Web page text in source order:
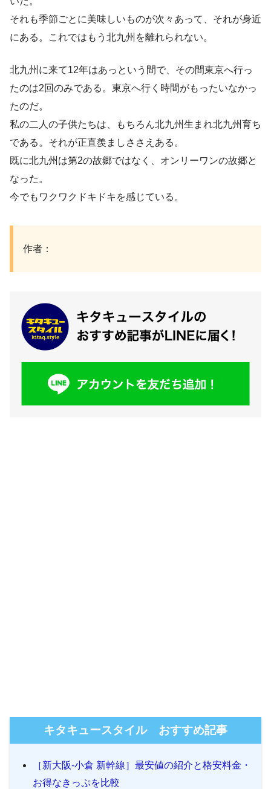
それも季節ごとに美味しいものが次々あって、それが身近
にある。これではもう北九州を離れられない。
北九州に来て12年はあっという間で、その間東京へ行っ
たのは2回のみである。東京へ行く時間がもったいなかっ
たのだ。
私の二人の子供たちは、もちろん北九州生まれ北九州育ち
である。それが正直羨ましささえある。
既に北九州は第2の故郷ではなく、オンリーワンの故郷と
なった。
今でもワクワクドキドキを感じている。
作者：
キタキュースタイル おすすめ記事
［新大阪-小倉 新幹線］最安値の紹介と格安料金・
お得なきっぷを比較